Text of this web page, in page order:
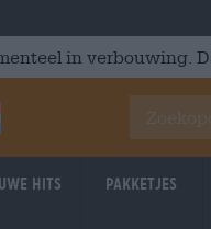
in verbouwing.
hits Pakketjes